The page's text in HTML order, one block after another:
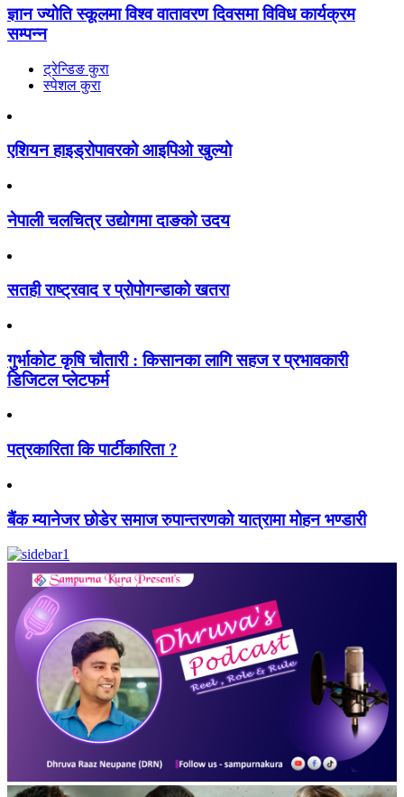
ज्ञान ज्योति स्कूलमा विश्व वातावरण दिवसमा विविध कार्यक्रम
सम्पन्न
ट्रेन्डिङ कुरा
स्पेशल कुरा
एशियन हाइड्रोपावरको आइपिओ खुल्यो
नेपाली चलचित्र उद्योगमा दाङको उदय
सतही राष्ट्रवाद र प्रोपोगन्डाको खतरा
गुर्भाकोट कृषि चौतारी : किसानका लागि सहज र प्रभावकारी
डिजिटल प्लेटफर्म
पत्रकारिता कि पार्टीकारिता ?
बैंक म्यानेजर छोडेर समाज रुपान्तरणको यात्रामा मोहन भण्डारी